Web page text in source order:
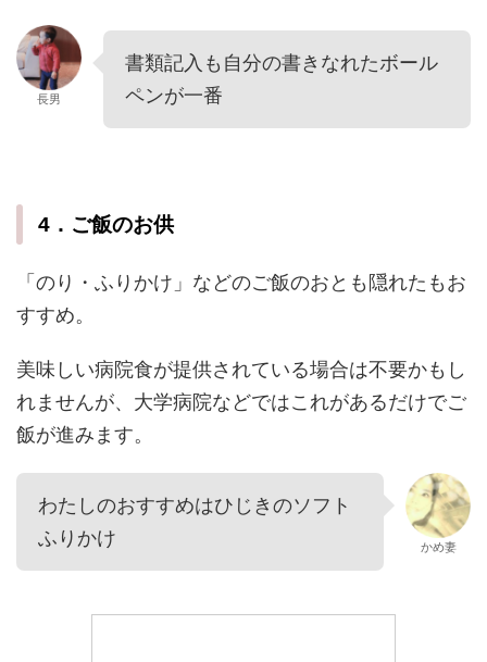
長男
書類記入も自分の書きなれたボール
ペンが一番
4．ご飯のお供
「のり・ふりかけ」などのご飯のおとも隠れたもお
すすめ。
美味しい病院食が提供されている場合は不要かもし
れませんが、大学病院などではこれがあるだけでご
飯が進みます。
わたしのおすすめはひじきのソフト
ふりかけ
かめ妻